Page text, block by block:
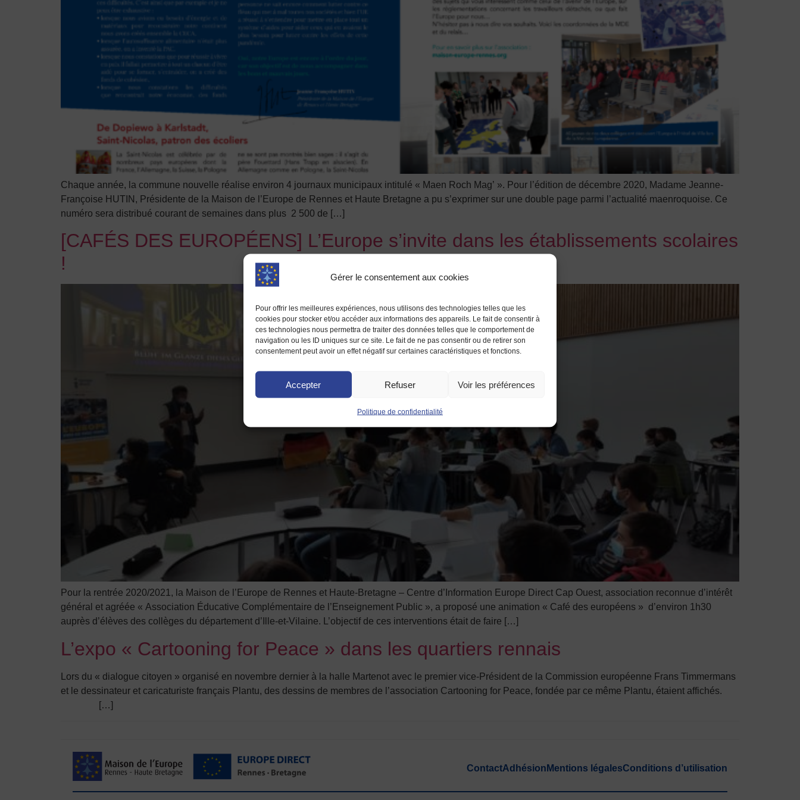
Gérer le consentement aux cookies
Pour offrir les meilleures expériences, nous utilisons des technologies telles que les
cookies pour stocker et/ou accéder aux informations des appareils. Le fait de consentir à
ces technologies nous permettra de traiter des données telles que le comportement de
navigation ou les ID uniques sur ce site. Le fait de ne pas consentir ou de retirer son
consentement peut avoir un effet négatif sur certaines caractéristiques et fonctions.
Accepter Refuser Voir les préférences
Politique de confidentialité
Chaque année, la commune nouvelle réalise environ 4 journaux municipaux intitulé « Maen Roch Mag’ ». Pour l’édition de décembre 2020, Madame Jeanne-
Françoise HUTIN, Présidente de la Maison de l’Europe de Rennes et Haute Bretagne a pu s’exprimer sur une double page parmi l’actualité maenroquoise. Ce
numéro sera distribué courant de semaines dans plus 2 500 de […]
[CAFÉS DES EUROPÉENS] L’Europe s’invite dans les établissements scolaires
!
Pour la rentrée 2020/2021, la Maison de l’Europe de Rennes et Haute-Bretagne – Centre d’Information Europe Direct Cap Ouest, association reconnue d’intérêt
général et agréée « Association Éducative Complémentaire de l’Enseignement Public », a proposé une animation « Café des européens » d’environ 1h30
auprès d’élèves des collèges du département d’Ille-et-Vilaine. L’objectif de ces interventions était de faire […]
L’expo « Cartooning for Peace » dans les quartiers rennais
Lors du « dialogue citoyen » organisé en novembre dernier à la halle Martenot avec le premier vice-Président de la Commission européenne Frans Timmermans
et le dessinateur et caricaturiste français Plantu, des dessins de membres de l’association Cartooning for Peace, fondée par ce même Plantu, étaient affichés.
[…]
ContactAdhésion Mentions légalesConditions d’utilisation